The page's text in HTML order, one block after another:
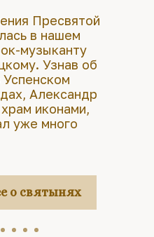
Пресвятой
в нашем
музыканту
Узнав об
Александр
иконами,
уже много
о святынях